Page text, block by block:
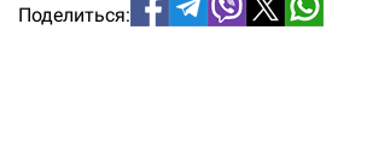
Поделиться: